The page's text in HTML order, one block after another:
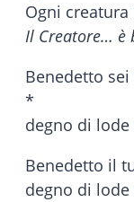
Ogni
Il Creatore… è
Benedetto
*
degno di
Benedetto il
degno di